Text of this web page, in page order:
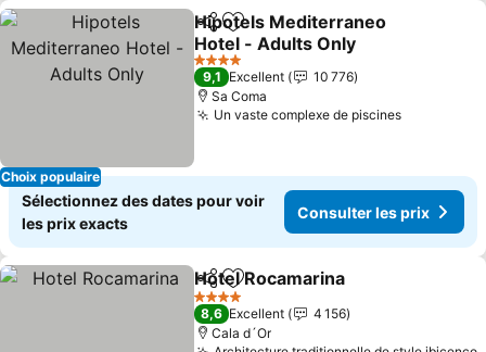
Choix populaire
PartagerAjouter à mes favoris
Hipotels Mediterraneo
Hotel - Adults Only
4 Étoiles
9,1 Excellent
10 776
Sa Coma
Un vaste complexe de piscines
Sélectionnez des dates pour voir
les prix exacts
Consulter les prix
PartagerAjouter à mes favoris
Hotel Rocamarina
4 Étoiles
8,6 Excellent
4 156
Cala d´Or